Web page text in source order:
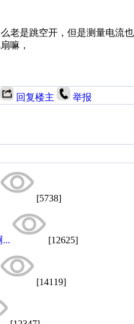
老是跳空开，但是测量电
嘛，
回复楼主 举报
[5738]
... [12625]
[14119]